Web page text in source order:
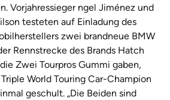
Vorjahressieger ngel Jiménez und
testeten auf Einladung des
zwei brandneue BMW
Rennstrecke des Brands Hatch
Zwei Tourpros Gummi gaben,
World Touring Car-Champion
geschult. „Die Beiden sind